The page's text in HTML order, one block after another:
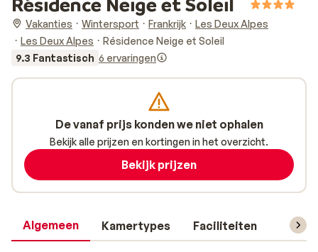
Vakanties Wintersport Frankrijk
Les Deux Alpes
Les Deux Alpes
Résidence Neige et Soleil
9.3 Fantastisch 6 ervaringen
Algemeen Kamertypes Faciliteiten
De vanaf prijs konden we niet ophalen
Bekijk alle prijzen en kortingen in het overzicht.
Bekijk prijzen